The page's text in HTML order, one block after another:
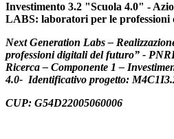
Investimento 3.2 "Scuola 4.0" -
LABS: laboratori per le
Next Generation Labs –
professioni digitali del futuro” -
Ricerca – Componente 1 –
4.0- Identificativo progetto:
CUP: G54D22005060006